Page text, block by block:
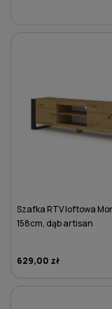
Szafka RTV loftowa
158cm, dąb artisan
629,00 zł